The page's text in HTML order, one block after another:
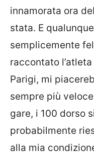
innamorata ora
stata. E
semplicemente
raccontato
Parigi, mi
sempre più
gare, i 100 dorso
probabilmente
alla mia